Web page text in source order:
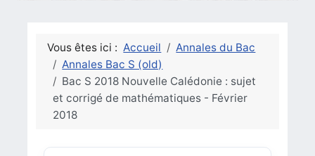
Vous êtes ici : Accueil
Annales du Bac
Annales Bac S (old)
Bac S 2018 Nouvelle Calédonie : sujet
et corrigé de mathématiques - Février
2018